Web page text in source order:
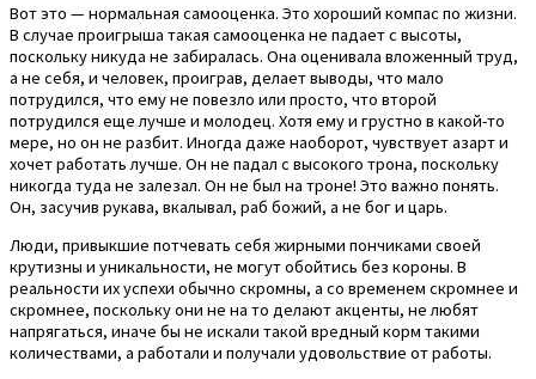
Вот это — нормальная самооценка. Это хороший компас по жизни.
В случае проигрыша такая самооценка не падает с высоты,
поскольку никуда не забиралась. Она оценивала вложенный труд,
а не себя, и человек, проиграв, делает выводы, что мало
потрудился, что ему не повезло или просто, что второй
потрудился еще лучше и молодец. Хотя ему и грустно в какой-то
мере, но он не разбит. Иногда даже наоборот, чувствует азарт и
хочет работать лучше. Он не падал с высокого трона, поскольку
никогда туда не залезал. Он не был на троне! Это важно понять.
Он, засучив рукава, вкалывал, раб божий, а не бог и царь.
Люди, привыкшие потчевать себя жирными пончиками своей
крутизны и уникальности, не могут обойтись без короны. В
реальности их успехи обычно скромны, а со временем скромнее и
скромнее, поскольку они не на то делают акценты, не любят
напрягаться, иначе бы не искали такой вредный корм такими
количествами, а работали и получали удовольствие от работы.